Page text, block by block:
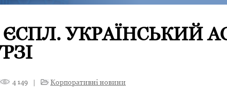
УКРАЇНСЬКИЙ
4 149 | Корпоративні новини